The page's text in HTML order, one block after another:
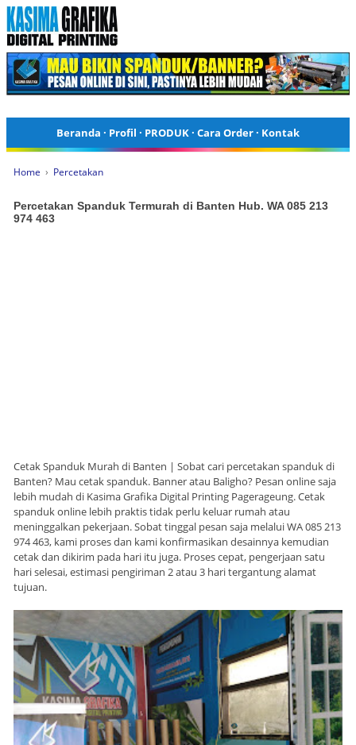
Beranda · Profil · PRODUK· Cara Order· Kontak
Home › Percetakan
Percetakan Spanduk Termurah di Banten Hub. WA 085 213
974 463
Cetak Spanduk Murah di Banten | Sobat cari percetakan spanduk di
Banten? Mau cetak spanduk. Banner atau Baligho? Pesan online saja
lebih mudah di Kasima Grafika Digital Printing Pagerageung. Cetak
spanduk online lebih praktis tidak perlu keluar rumah atau
meninggalkan pekerjaan. Sobat tinggal pesan saja melalui WA 085 213
974 463, kami proses dan kami konfirmasikan desainnya kemudian
cetak dan dikirim pada hari itu juga. Proses cepat, pengerjaan satu
hari selesai, estimasi pengiriman 2 atau 3 hari tergantung alamat
tujuan.